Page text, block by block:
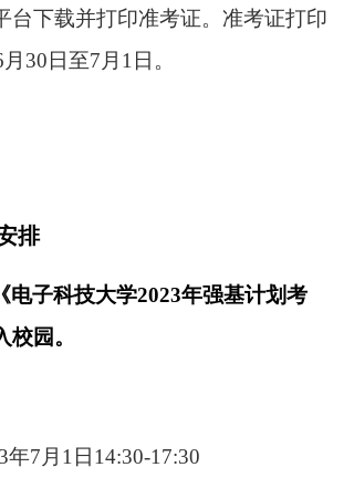
台下载并打印准考证。准考证打印
30日至7月1日。
排
电子科技大学2023年强基计划考
园。
年7月1日14:30-17:30